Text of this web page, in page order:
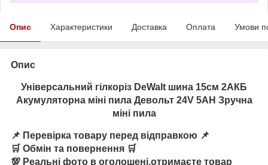
Опис Характеристики Доставка Оплата Умови
Опис
Універсальний гілкоріз DeWalt шина 15см 2АКБ
Акумуляторна міні пила Девольт 24V 5AH Зручна
міні пила
📌 Перевірка товару перед відправкою 📌
🛒 Обмін та повернення 🛒
💯 Реальні фото в оголошені,отримаєте товар